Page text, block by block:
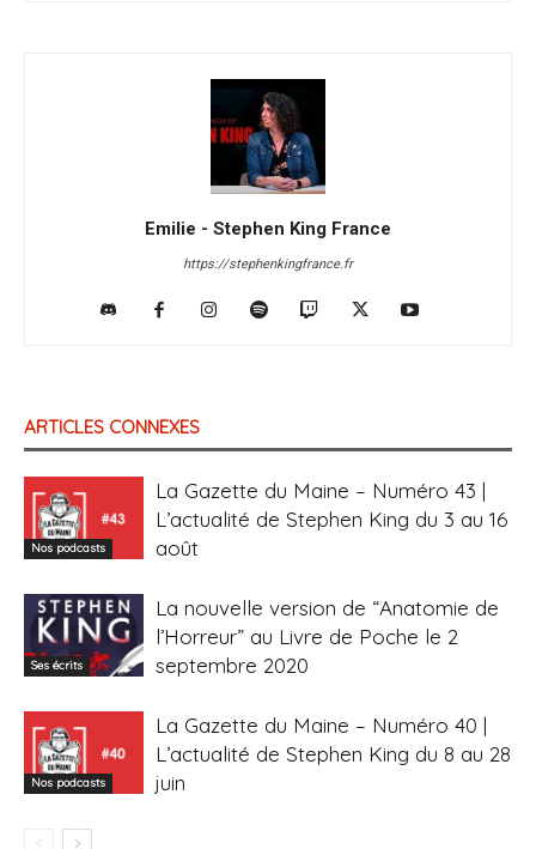
Emilie - Stephen King France
https://stephenkingfrance.fr
ARTICLES CONNEXES
Nos podcasts
La Gazette du Maine – Numéro 43 |
L’actualité de Stephen King du 3 au 16
août
Ses écrits
La nouvelle version de “Anatomie de
l’Horreur” au Livre de Poche le 2
septembre 2020
Nos podcasts
La Gazette du Maine – Numéro 40 |
L’actualité de Stephen King du 8 au 28
juin